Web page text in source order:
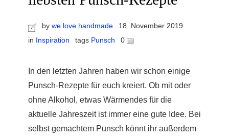
by we love handmade
18. November 2019
in Inspiration tags Punsch 0
In den letzten Jahren haben wir schon einige
Punsch-Rezepte für euch kreiert. Ob mit oder
ohne Alkohol, etwas Wärmendes für die
aktuelle Jahreszeit ist immer eine gute Idee. Bei
selbst gemachtem Punsch könnt ihr außerdem